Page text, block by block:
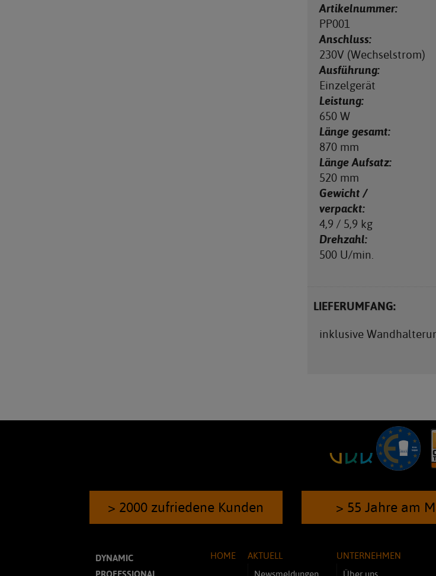
Artikelnummer:
PP001
Anschluss:
230V (Wechselstrom)
Ausführung:
Einzelgerät
Leistung:
650 W
Länge gesamt:
870 mm
Länge Aufsatz:
520 mm
Gewicht /
verpackt:
4,9 / 5,9 kg
Drehzahl:
500 U/min.
LIEFERUMFANG:
inklusive
> 2000 zufriedene Kunden > 55 Jahre am
DYNAMIC
HOME
AKTUELL
UNTERNEHMEN